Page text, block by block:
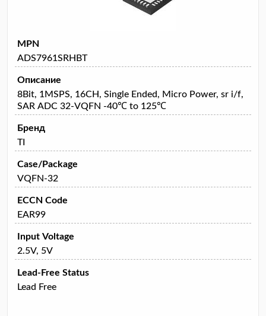
MPN
ADS7961SRHBT
Описание
8Bit, 1MSPS, 16CH, Single Ended, Micro Power, sr i/f,
SAR ADC 32-VQFN -40℃ to 125℃
Бренд
TI
Case/Package
VQFN-32
ECCN Code
EAR99
Input Voltage
2.5V, 5V
Lead-Free Status
Lead Free